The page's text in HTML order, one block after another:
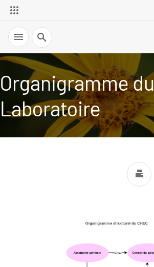
Recherche
Organigramme du
Laboratoire